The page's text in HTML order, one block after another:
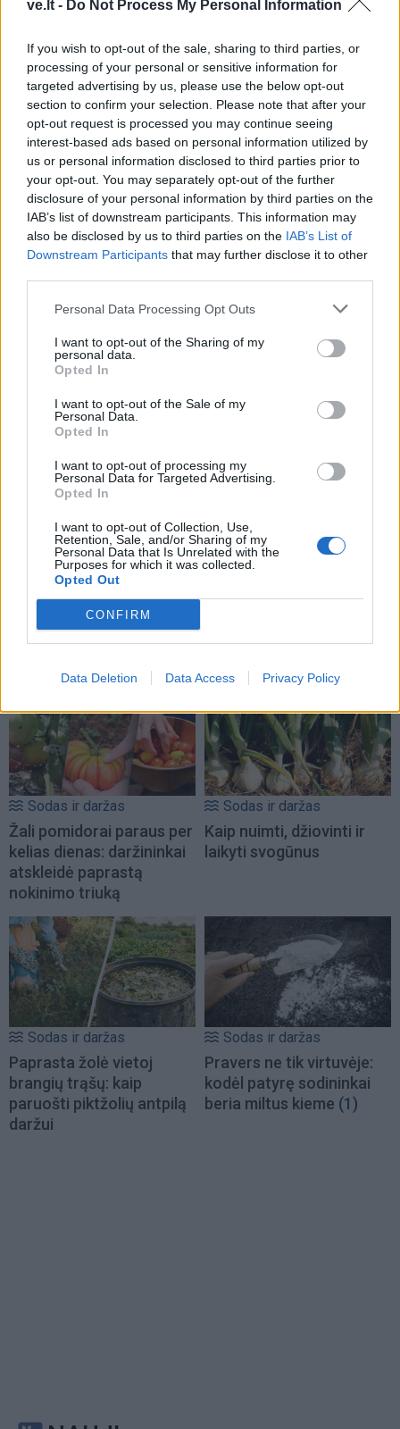
ve.lt - Do Not Process My Personal Information
If you wish to opt-out of the sale, sharing to third parties, or
processing of your personal or sensitive information for
targeted advertising by us, please use the below opt-out
section to confirm your selection. Please note that after your
opt-out request is processed you may continue seeing
interest-based ads based on personal information utilized by
us or personal information disclosed to third parties prior to
your opt-out. You may separately opt-out of the further
disclosure of your personal information by third parties on the
IAB’s list of downstream participants. This information may
also be disclosed by us to third parties on the IAB’s List of
Downstream Participants that may further disclose it to other
Personal Data Processing Opt Outs
I want to opt-out of the Sharing of my
personal data.
Opted In
I want to opt-out of the Sale of my
Personal Data.
Opted In
I want to opt-out of processing my
Personal Data for Targeted Advertising.
Opted In
I want to opt-out of Collection, Use,
Retention, Sale, and/or Sharing of my
Personal Data that Is Unrelated with the
Purposes for which it was collected.
Opted Out
CONFIRM
Data Deletion Data Access Privacy Policy
TAIP PAT SKAITYKITE
Kodėl sodininkai aplink
lysves barsto kajeno
nustebins
Baltos gyslos
problemą
Sodas ir daržas
Rožės nužydėjo: ką daryti
Kaip vasarą genėti
Sodas ir daržas
Žali pomidorai paraus per
kelias dienas: daržininkai
atskleidė paprastą
nokinimo triuką
Sodas ir daržas
Kaip nuimti, džiovinti ir
laikyti svogūnus
Sodas ir daržas
Paprasta žolė vietoj
brangių trąšų: kaip
paruošti piktžolių antpilą
daržui
Sodas ir daržas
Pravers ne tik virtuvėje:
kodėl patyrę sodininkai
beria miltus kieme (1)